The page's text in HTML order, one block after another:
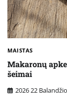
MAISTAS
Makaronų
šeimai
2026 22 Balandžio